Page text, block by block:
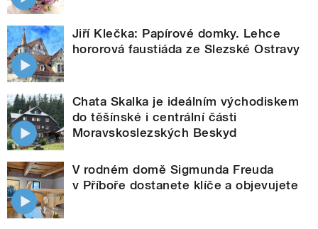
Jiří Klečka: Papírové domky. Lehce
hororová faustiáda ze Slezské Ostravy
Chata Skalka je ideálním východiskem
do těšínské i centrální části
Moravskoslezských Beskyd
V rodném domě Sigmunda Freuda
v Příboře dostanete klíče a objevujete